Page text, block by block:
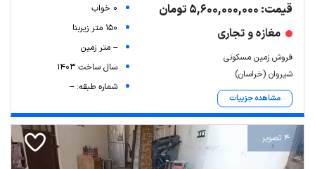
قیمت: 5,600,000,000 تومان
مغازه و تجاری
فروش زمین مسکونی
شیروان (خراسان)
مشاهده جزییات
0 خواب
150 متر زیربنا
-- متر زمین
سال ساخت 1403
شماره طبقه: --
4 تصویر